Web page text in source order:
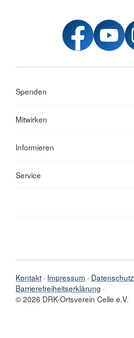
Spenden
Mitwirken
Informieren
Service
Kontakt Impressum
Datenschutz
Barrierefreiheitserklärung
© 2026 DRK-Ortsverein Celle e.V.